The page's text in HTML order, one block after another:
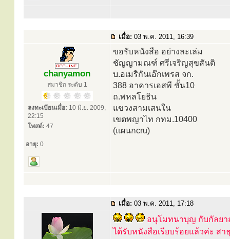
เมื่อ: 03 พ.ค. 2011, 16:39
chanyamon
สมาชิก ระดับ 1
ลงทะเบียนเมื่อ: 10 มิ.ย. 2009,
22:15
โพสต์: 47
อายุ: 0
ขอรับหนังสือ อย่างละเล่ม
ชัญญามณฑ์ ศรีเจริญสุขสันติ
บ.อเมริกันเอ๊กเพรส จก.
388 อาคารเอสพี ชั้น10
ถ.พหลโยธิน
แขวงสามเสนใน
เขตพญาไท กทม.10400
(แผนกcru)
เมื่อ: 03 พ.ค. 2011, 17:18
อนุโมทนาบุญ กับกัลย
ได้รับหนังสือเรียบร้อยแล้วค่ะ สา